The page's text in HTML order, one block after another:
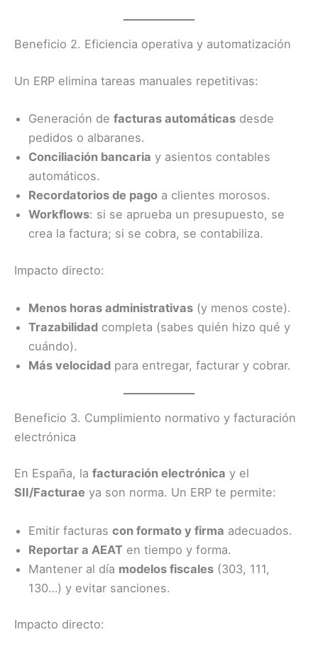
Beneficio 2. Eficiencia operativa y automatización
Un ERP elimina tareas manuales repetitivas:
Generación de facturas automáticas desde
pedidos o albaranes.
Conciliación bancaria y asientos contables
automáticos.
Recordatorios de pago a clientes morosos.
Workflows: si se aprueba un presupuesto, se
crea la factura; si se cobra, se contabiliza.
Impacto directo:
Menos horas administrativas (y menos coste).
Trazabilidad completa (sabes quién hizo qué y
cuándo).
Más velocidad para entregar, facturar y cobrar.
Beneficio 3. Cumplimiento normativo y facturación
electrónica
En España, la facturación electrónica y el
SII/Facturae ya son norma. Un ERP te permite:
Emitir facturas con formato y firma adecuados.
Reportar a AEAT en tiempo y forma.
Mantener al día modelos fiscales (303, 111,
130…) y evitar sanciones.
Impacto directo: